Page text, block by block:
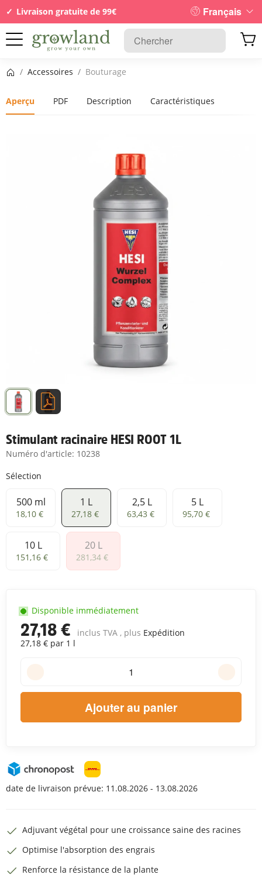
Livraison gratuite de 99€ Français
Page d’accueil
/ Accessoires / Bouturage
Aperçu PDF Description Caractéristiques
Stimulant racinaire HESI ROOT 1L
Numéro d'article: 10238
Sélection
500 ml
500 ml
18,10 €
1 L
1 L
27,18 €
2,5 L
2,5 L
63,43 €
5 L
5 L
95,70 €
10 L
10 L
151,16 €
20 L
20 L
281,34 €
27,18 € inclus TVA , plus Expédition
27,18 € par 1 l
Disponible immédiatement
Ajouter au panier
date de livraison prévue: 11.08.2026 - 13.08.2026
Adjuvant végétal pour une croissance saine des racines
Optimise l'absorption des engrais
Renforce la résistance de la plante